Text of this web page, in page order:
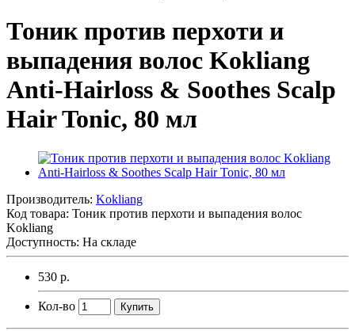
Тоник против перхоти и
выпадения волос Kokliang
Anti-Hairloss & Soothes Scalp
Hair Tonic, 80 мл
Производитель: Kokliang
Код товара: Тоник против перхоти и выпадения волос
Kokliang
Доступность: На складе
530 р.
Кол-во Купить